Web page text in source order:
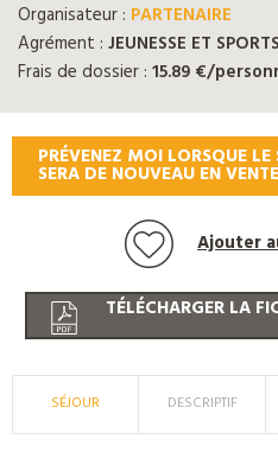
Organisateur : PARTENAIRE
Agrément : JEUNESSE ET SPORTS
Frais de dossier : 15.89 €/
PRÉVENEZ MOI LORSQUE LE
SERA DE NOUVEAU EN VENTE
Ajouter
TÉLÉCHARGER LA
SÉJOUR DESCRIPTIF